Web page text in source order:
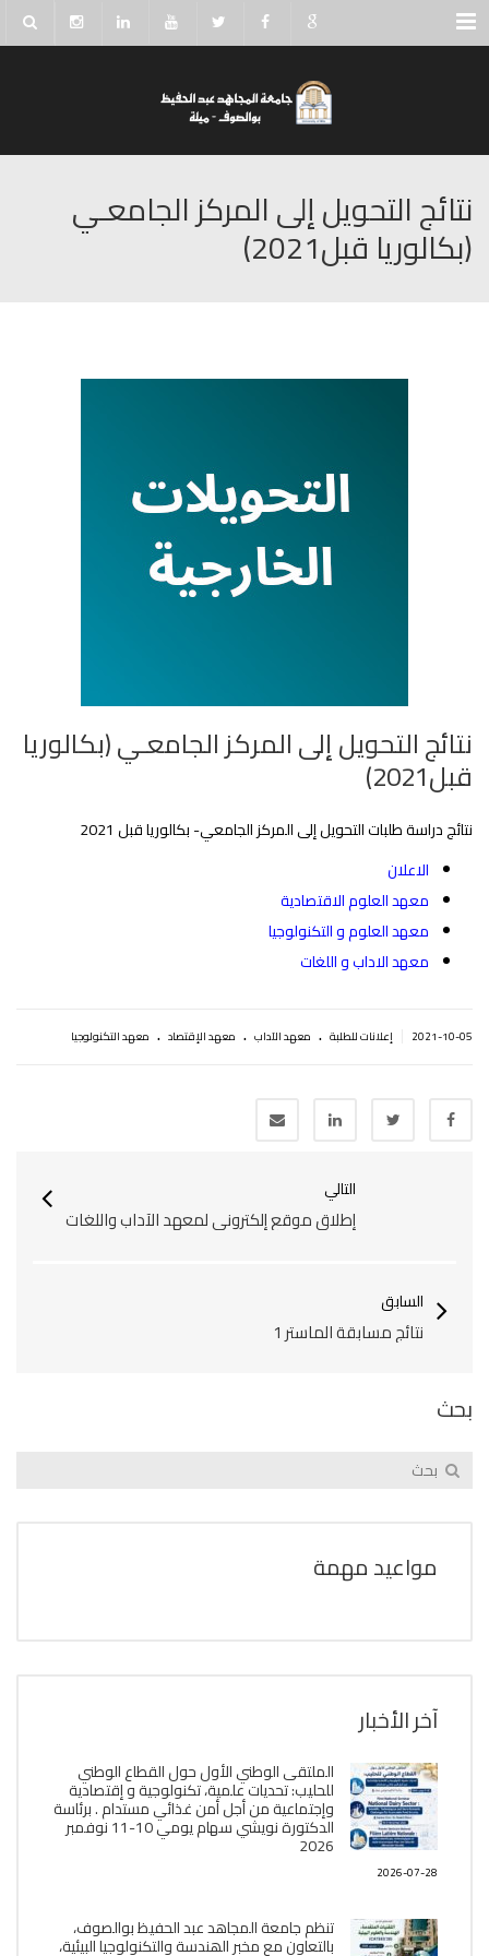
Menu
نتائج التحويل إلى المركز الجامعـي
(بكالوريا قبل2021)
نتائج التحويل إلى المركز الجامعـي (بكالوريا
قبل2021)
نتائج دراسة طلبات التحويل إلى المركز الجامعي- بكالوريا قبل 2021‎‎
الاعلان
معهد العلوم الاقتصادية
معهد العلوم و التكنولوجيا
معهد الاداب و اللغات
2021-10-05 إعلانات للطلبة . معهد الآداب . معهد الإقتصاد . معهد التكنولوجيا
التالي
إطلاق موقع إلكتروني لمعهد اﻵداب واللغات
السابق
نتائج مسابقة الماستر 1
بحث
مواعيد مهمة
آخر الأخبار
الملتقى الوطني الأول حول القطاع الوطني
للحليب: تحديات علمية، تكنولوجية و إقتصادية
وإجتماعية من أجل أمن غذائي مستدام . برئاسة
الدكتورة نويشي سهام يومي 10-11 نوفمبر
2026
2026-07-28
تنظم جامعة المجاهد عبد الحفيظ بوالصوف،
بالتعاون مع مخبر الھندسة والتكنولوجيا البیئیة،